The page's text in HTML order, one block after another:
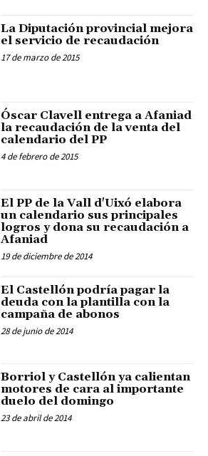
La Diputación provincial mejora
el servicio de recaudación
17 de marzo de 2015
Óscar Clavell entrega a Afaniad
la recaudación de la venta del
calendario del PP
4 de febrero de 2015
El PP de la Vall d'Uixó elabora
un calendario sus principales
logros y dona su recaudación a
Afaniad
19 de diciembre de 2014
El Castellón podría pagar la
deuda con la plantilla con la
campaña de abonos
28 de junio de 2014
Borriol y Castellón ya calientan
motores de cara al importante
duelo del domingo
23 de abril de 2014